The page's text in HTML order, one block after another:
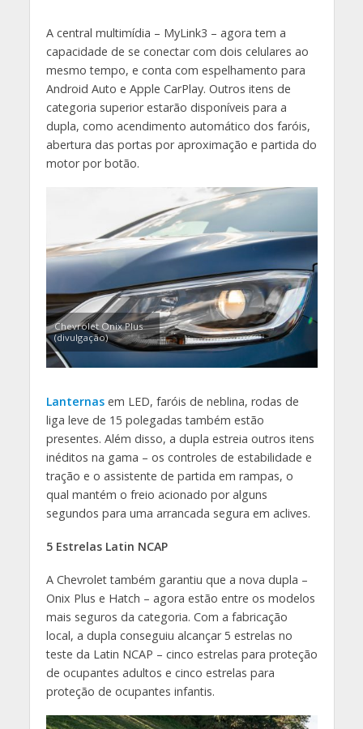
A central multimídia – MyLink3 – agora tem a
capacidade de se conectar com dois celulares ao
mesmo tempo, e conta com espelhamento para
Android Auto e Apple CarPlay. Outros itens de
categoria superior estarão disponíveis para a
dupla, como acendimento automático dos faróis,
abertura das portas por aproximação e partida do
motor por botão.
Chevrolet Onix Plus
(divulgação)
Lanternasem LED, faróis de neblina, rodas de
liga leve de 15 polegadas também estão
presentes. Além disso, a dupla estreia outros itens
inéditos na gama – os controles de estabilidade e
tração e o assistente de partida em rampas, o
qual mantém o freio acionado por alguns
segundos para uma arrancada segura em aclives.
5 Estrelas Latin NCAP
A Chevrolet também garantiu que a nova dupla –
Onix Plus e Hatch – agora estão entre os modelos
mais seguros da categoria. Com a fabricação
local, a dupla conseguiu alcançar 5 estrelas no
teste da Latin NCAP – cinco estrelas para proteção
de ocupantes adultos e cinco estrelas para
proteção de ocupantes infantis.